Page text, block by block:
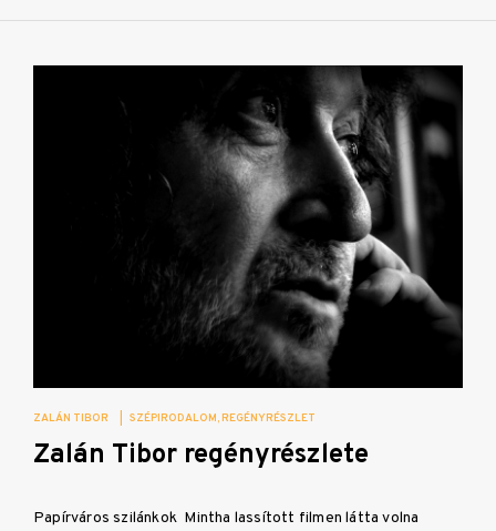
ZALÁN TIBOR SZÉPIRODALOM REGÉNYRÉSZLET
Zalán Tibor regényrészlete
Papírváros szilánkok Mintha lassított filmen látta volna